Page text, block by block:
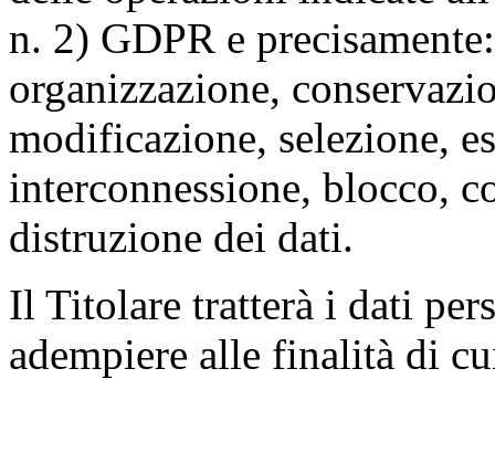
n. 2) GDPR e
organizzazione,
modificazione, selezione,
interconnessione, blocco,
distruzione dei dati.
Il Titolare tratterà i dati
adempiere alle finalità di